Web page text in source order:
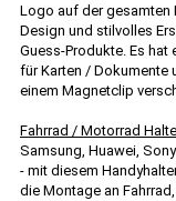
Logo auf der gesamten
Design und stilvolles
Guess-Produkte. Es hat
für Karten / Dokumente
einem Magnetclip
Fahrrad / Motorrad
Samsung, Huawei,
- mit diesem
die Montage an